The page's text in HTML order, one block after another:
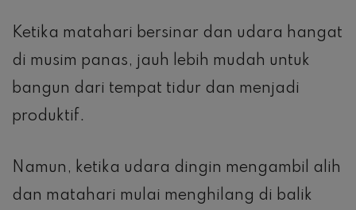
Ketika matahari bersinar dan udara hangat
di musim panas, jauh lebih mudah untuk
bangun dari tempat tidur dan menjadi
produktif.
Namun, ketika udara dingin mengambil alih
dan matahari mulai menghilang di balik